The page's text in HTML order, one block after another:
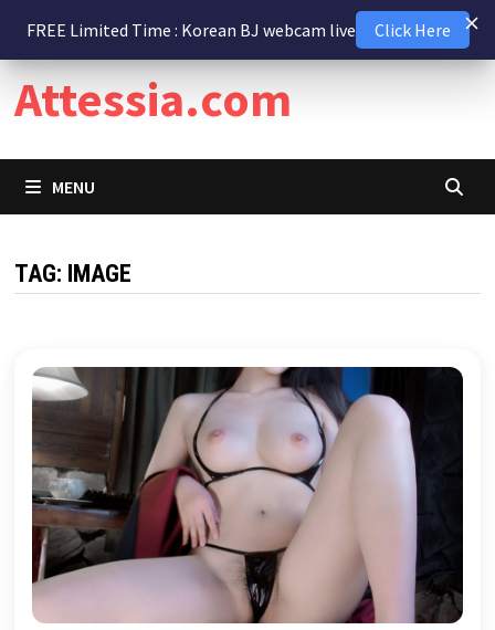
content
Attessia.com
MENU
TAG: IMAGE
FREE Limited Time : Korean BJ webcam live Click Here